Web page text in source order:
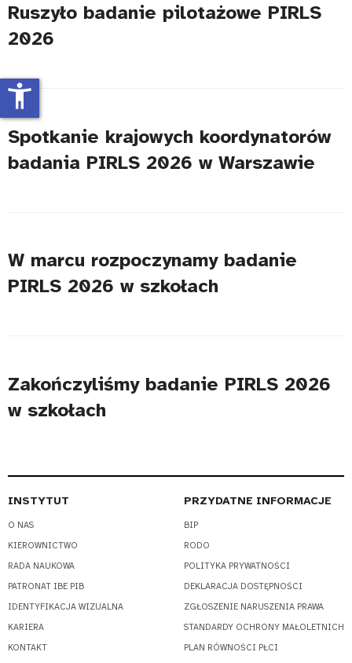
Ruszyło badanie pilotażowe PIRLS
2026
Spotkanie krajowych koordynatorów
badania PIRLS 2026 w Warszawie
W marcu rozpoczynamy badanie
PIRLS 2026 w szkołach
Zakończyliśmy badanie PIRLS 2026
w szkołach
INSTYTUT
O NAS
KIEROWNICTWO
RADA NAUKOWA
PATRONAT IBE PIB
IDENTYFIKACJA WIZUALNA
KARIERA
KONTAKT
PRZYDATNE INFORMACJE
BIP
RODO
POLITYKA PRYWATNOŚCI
DEKLARACJA DOSTĘPNOŚCI
ZGŁOSZENIE NARUSZENIA PRAWA
STANDARDY OCHRONY MAŁOLETNICH
PLAN RÓWNOŚCI PŁCI
accessibility_new